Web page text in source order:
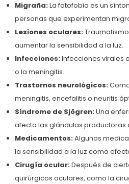
Migraña:La fotofobia es un
personas que experimentan
Lesiones oculares:
aumentar la sensibilidad a la luz.
Infecciones:Infecciones virales
o la meningitis.
Trastornos neurológicos:
meningitis, encefalitis o neuritis
Síndrome de Sjögren:Una
afecta las glándulas productoras
Medicamentos:Algunos
la sensibilidad a la luz como
Cirugía ocular:Después de
quirúrgicos oculares, como la